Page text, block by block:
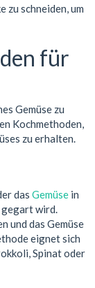
zu schneiden, um
für
Gemüse zu
Kochmethoden,
zu erhalten.
das Gemüse in
gegart wird.
und das Gemüse
eignet sich
Spinat oder